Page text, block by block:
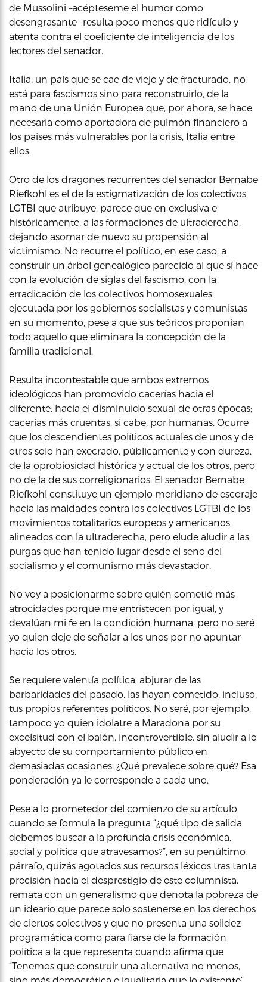
de Mussolini –acépteseme el humor como
desengrasante– resulta poco menos que ridículo y
atenta contra el coeficiente de inteligencia de los
lectores del senador.
Italia, un país que se cae de viejo y de fracturado, no
está para fascismos sino para reconstruirlo, de la
mano de una Unión Europea que, por ahora, se hace
necesaria como aportadora de pulmón financiero a
los países más vulnerables por la crisis, Italia entre
ellos.
Otro de los dragones recurrentes del senador Bernabe
Riefkohl es el de la estigmatización de los colectivos
LGTBI que atribuye, parece que en exclusiva e
históricamente, a las formaciones de ultraderecha,
dejando asomar de nuevo su propensión al
victimismo. No recurre el político, en ese caso, a
construir un árbol genealógico parecido al que sí hace
con la evolución de siglas del fascismo, con la
erradicación de los colectivos homosexuales
ejecutada por los gobiernos socialistas y comunistas
en su momento, pese a que sus teóricos proponían
todo aquello que eliminara la concepción de la
familia tradicional.
Resulta incontestable que ambos extremos
ideológicos han promovido cacerías hacia el
diferente, hacia el disminuido sexual de otras épocas;
cacerías más cruentas, si cabe, por humanas. Ocurre
que los descendientes políticos actuales de unos y de
otros solo han execrado, públicamente y con dureza,
de la oprobiosidad histórica y actual de los otros, pero
no de la de sus correligionarios. El senador Bernabe
Riefkohl constituye un ejemplo meridiano de escoraje
hacia las maldades contra los colectivos LGTBI de los
movimientos totalitarios europeos y americanos
alineados con la ultraderecha, pero elude aludir a las
purgas que han tenido lugar desde el seno del
socialismo y el comunismo más devastador.
No voy a posicionarme sobre quién cometió más
atrocidades porque me entristecen por igual, y
devalúan mi fe en la condición humana, pero no seré
yo quien deje de señalar a los unos por no apuntar
hacia los otros.
Se requiere valentía política, abjurar de las
barbaridades del pasado, las hayan cometido, incluso,
tus propios referentes políticos. No seré, por ejemplo,
tampoco yo quien idolatre a Maradona por su
excelsitud con el balón, incontrovertible, sin aludir a lo
abyecto de su comportamiento público en
demasiadas ocasiones. ¿Qué prevalece sobre qué? Esa
ponderación ya le corresponde a cada uno.
Pese a lo prometedor del comienzo de su artículo
cuando se formula la pregunta “¿qué tipo de salida
debemos buscar a la profunda crisis económica,
social y política que atravesamos?”, en su penúltimo
párrafo, quizás agotados sus recursos léxicos tras tanta
precisión hacia el desprestigio de este columnista,
remata con un generalismo que denota la pobreza de
un ideario que parece solo sostenerse en los derechos
de ciertos colectivos y que no presenta una solidez
programática como para fiarse de la formación
política a la que representa cuando afirma que
“Tenemos que construir una alternativa no menos,
sino más democrática e igualitaria que lo existente”.